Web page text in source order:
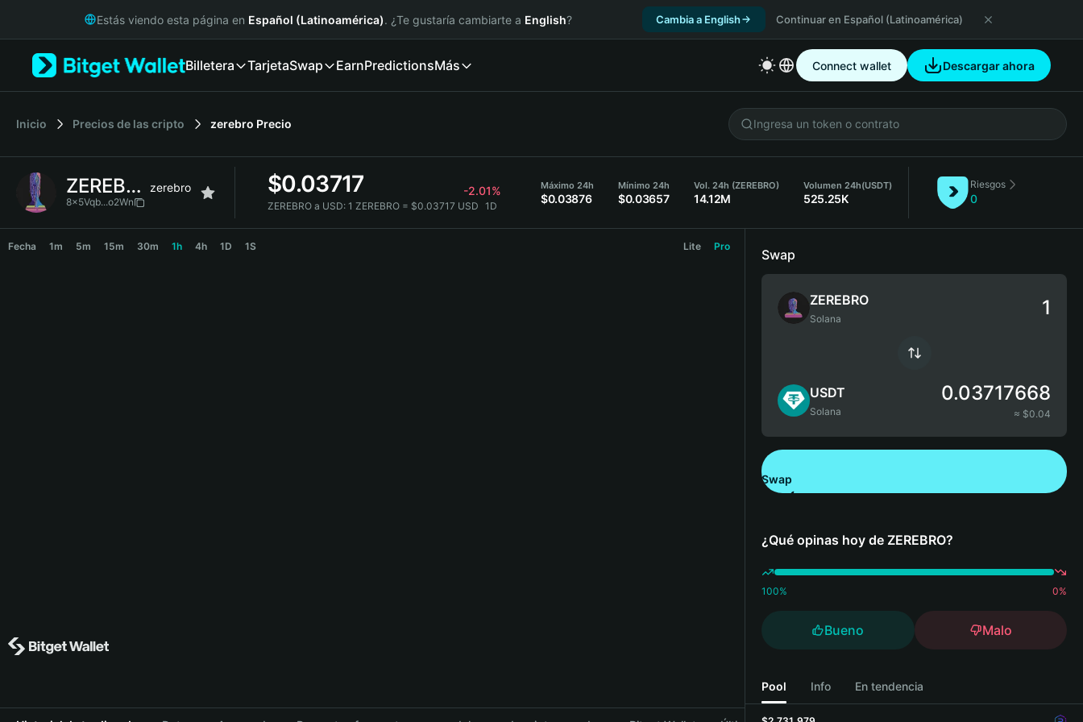
Русский
Italiano
简体中文
繁體中文
Bahasa Indonesia
Estás viendo esta página en Español (Latinoamérica). ¿Te gustaría cambiarte a English? Cambia a English Continuar en Español (Latinoamérica)
Billetera TarjetaSwap EarnPredictionsMás Connect wallet Descargar ahora
Inicio Precios de las cripto zerebro Precio
ZEREBRO zerebro
8x5Vqb...o2Wn
$0.03717 -2.01%
ZEREBRO a USD: 1 ZEREBRO = $0.03717 USD 1D
Máximo 24h
$0.03876
Mínimo 24h
$0.03657
Vol. 24h (ZEREBRO)
14.12M
Volumen 24h(USDT)
525.25K
Riesgos
0
Fecha 1m 5m 15m 30m 1h 4h 1D 1S Lite Pro
Swap
ZEREBRO
Solana
USDT
Solana
0.03717668
≈ $0.04
Swap
¿Qué opinas hoy de ZEREBRO?
100% 0%
Bueno Malo
Pool Info En tendencia